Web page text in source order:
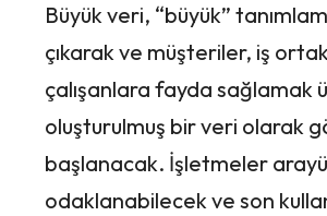
Büyük veri, “büyük”
çıkarak ve müşteriler, iş
çalışanlara fayda sağlamak
oluşturulmuş bir veri olarak
başlanacak. İşletmeler
odaklanabilecek ve son